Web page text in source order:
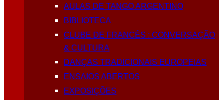
AULAS DE TANGO ARGENTINO
BIBLIOTECA
CLUBE DE FRANCÊS : CONVERSAÇÃO
& CULTURA
DANÇAS TRADICIONAIS EUROPEIAS
ENSAIOS ABERTOS
EXPOSIÇÕES